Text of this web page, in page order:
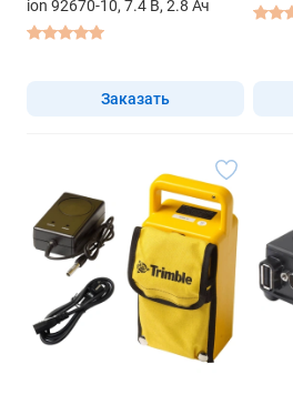
ion 92670-10, 7.4 В, 2.8 Ач
Заказать